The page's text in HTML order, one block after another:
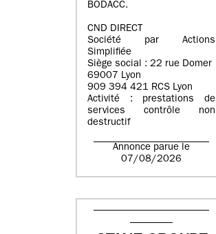
BODACC.
CND DIRECT
Société par Actions
Simplifiée
Siège social : 22 rue Domer
69007 Lyon
909 394 421 RCS Lyon
Activité : prestations de
services contrôle non
destructif
Annonce parue le
07/08/2026